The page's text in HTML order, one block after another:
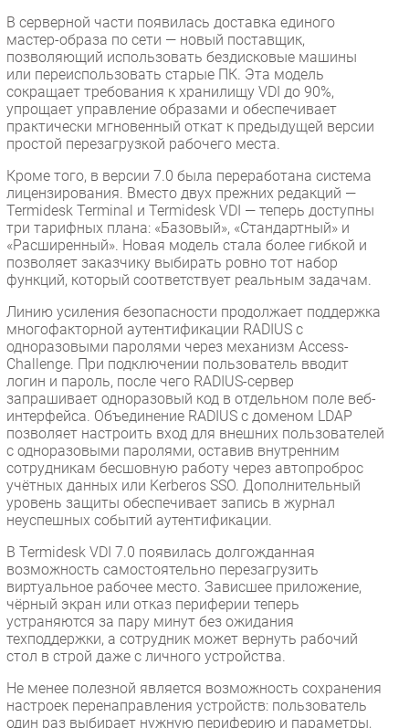
В серверной части появилась доставка единого
мастер-образа по сети — новый поставщик,
позволяющий использовать бездисковые машины
или переиспользовать старые ПК. Эта модель
сокращает требования к хранилищу VDI до 90%,
упрощает управление образами и обеспечивает
практически мгновенный откат к предыдущей версии
простой перезагрузкой рабочего места.
Кроме того, в версии 7.0 была переработана система
лицензирования. Вместо двух прежних редакций —
Termidesk Terminal и Termidesk VDI — теперь доступны
три тарифных плана: «Базовый», «Стандартный» и
«Расширенный». Новая модель стала более гибкой и
позволяет заказчику выбирать ровно тот набор
функций, который соответствует реальным задачам.
Линию усиления безопасности продолжает поддержка
многофакторной аутентификации RADIUS с
одноразовыми паролями через механизм Access-
Challenge. При подключении пользователь вводит
логин и пароль, после чего RADIUS-сервер
запрашивает одноразовый код в отдельном поле веб-
интерфейса. Объединение RADIUS с доменом LDAP
позволяет настроить вход для внешних пользователей
с одноразовыми паролями, оставив внутренним
сотрудникам бесшовную работу через автопроброс
учётных данных или Kerberos SSO. Дополнительный
уровень защиты обеспечивает запись в журнал
неуспешных событий аутентификации.
В Termidesk VDI 7.0 появилась долгожданная
возможность самостоятельно перезагрузить
виртуальное рабочее место. Зависшее приложение,
чёрный экран или отказ периферии теперь
устраняются за пару минут без ожидания
техподдержки, а сотрудник может вернуть рабочий
стол в строй даже с личного устройства.
Не менее полезной является возможность сохранения
настроек перенаправления устройств: пользователь
один раз выбирает нужную периферию и параметры,